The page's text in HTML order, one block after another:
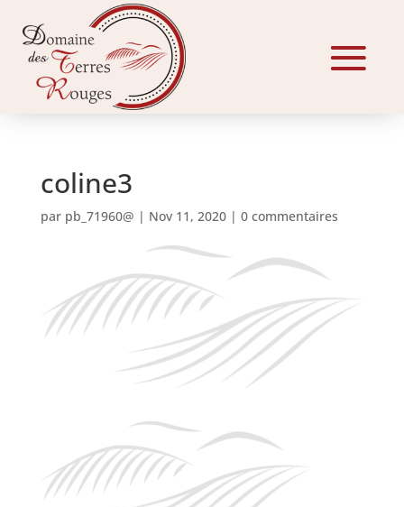
coline3
par pb_71960@ | Nov 11, 2020| 0 commentaires